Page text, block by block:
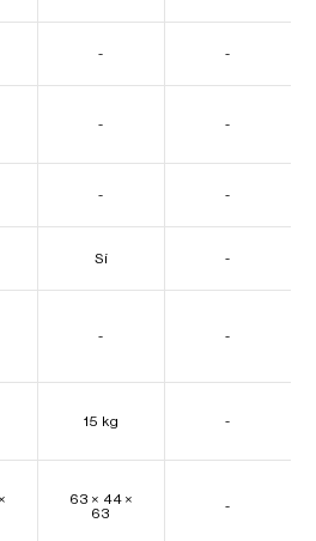
- -
- -
- -
Sí -
- -
15 kg -
63 × 44 ×
63
-